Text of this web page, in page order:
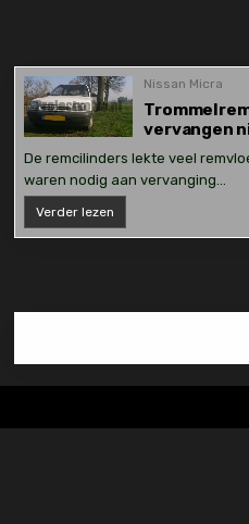
Nissan Micra
vervangen
De remcilinders lekte veel
waren nodig aan vervanging…
Verder lezen
vervangen
nissan